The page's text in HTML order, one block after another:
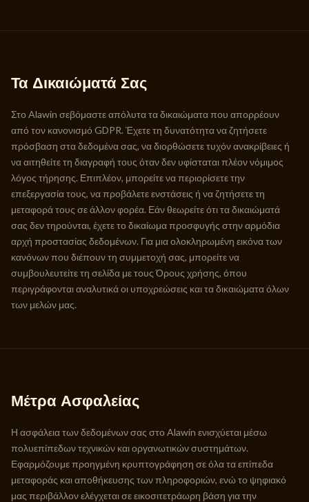
Τα Δικαιώματά Σας
Στο Alawin σεβόμαστε απόλυτα τα δικαιώματα που απορρέουν
από τον κανονισμό GDPR. Έχετε τη δυνατότητα να ζητήσετε
πρόσβαση στα δεδομένα σας, να διορθώσετε τυχόν ανακρίβειες ή
να αιτηθείτε τη διαγραφή τους όταν δεν υφίσταται πλέον νόμιμος
λόγος τήρησης. Επιπλέον, μπορείτε να περιορίσετε την
επεξεργασία τους, να προβάλετε ενστάσεις ή να ζητήσετε τη
μεταφορά τους σε άλλον φορέα. Εάν θεωρείτε ότι τα δικαιώματά
σας δεν τηρούνται, έχετε το δικαίωμα προσφυγής στην αρμόδια
αρχή προστασίας δεδομένων. Για μια ολοκληρωμένη εικόνα των
κανόνων που διέπουν τη συμμετοχή σας, μπορείτε να
συμβουλευτείτε τη σελίδα με τους Όρους χρήσης, όπου
περιγράφονται αναλυτικά οι υποχρεώσεις και τα δικαιώματα όλων
των μελών μας.
Μέτρα Ασφαλείας
Η ασφάλεια των δεδομένων σας στο Alawin ενισχύεται μέσω
πολυεπίπεδων τεχνικών και οργανωτικών συστημάτων.
Εφαρμόζουμε προηγμένη κρυπτογράφηση σε όλα τα επίπεδα
μεταφοράς και αποθήκευσης των πληροφοριών, ενώ το ψηφιακό
μας περιβάλλον ελέγχεται σε εικοσιτετράωρη βάση για την